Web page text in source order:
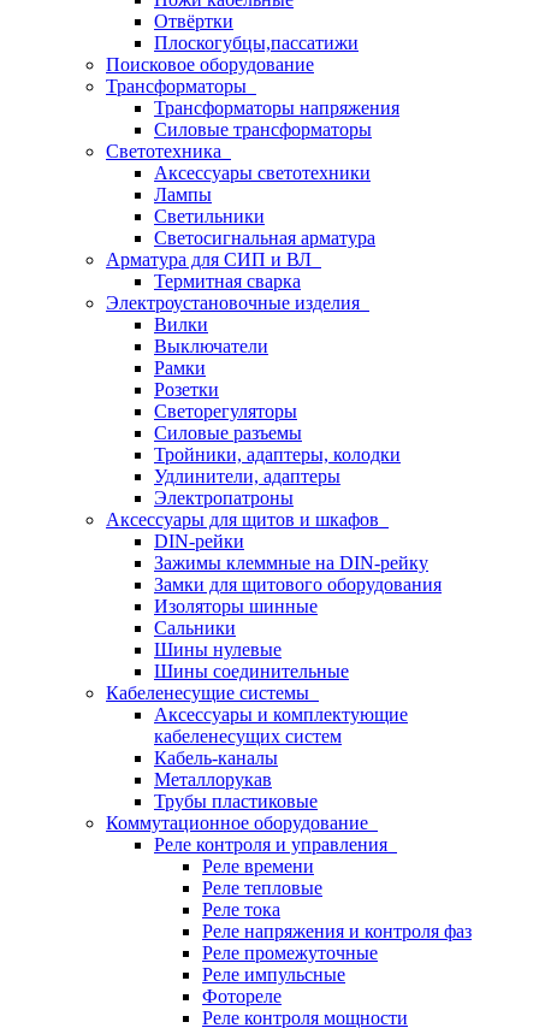
Отвёртки
Плоскогубцы,пассатижи
Поисковое оборудование
Трансформаторы
Трансформаторы напряжения
Силовые трансформаторы
Светотехника
Аксессуары светотехники
Лампы
Светильники
Светосигнальная арматура
Арматура для СИП и ВЛ
Термитная сварка
Электроустановочные изделия
Вилки
Выключатели
Рамки
Розетки
Светорегуляторы
Силовые разъемы
Тройники, адаптеры, колодки
Удлинители, адаптеры
Электропатроны
Аксессуары для щитов и шкафов
DIN-рейки
Зажимы клеммные на DIN-рейку
Замки для щитового оборудования
Изоляторы шинные
Сальники
Шины нулевые
Шины соединительные
Кабеленесущие системы
Аксессуары и комплектующие
кабеленесущих систем
Кабель-каналы
Металлорукав
Трубы пластиковые
Коммутационное оборудование
Реле контроля и управления
Реле времени
Реле тепловые
Реле тока
Реле напряжения и контроля фаз
Реле промежуточные
Реле импульсные
Фотореле
Реле контроля мощности